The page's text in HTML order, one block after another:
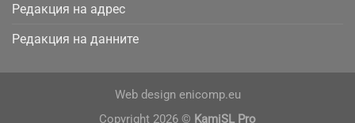
Редакция на адрес
Редакция на данните
Web design enicomp.eu
Copyright 2026 © KamiSL Pro